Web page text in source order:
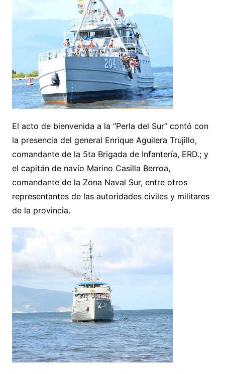
El acto de bienvenida a la “Perla del Sur” contó con
la presencia del general Enrique Aguilera Trujillo,
comandante de la 5ta Brigada de Infantería, ERD.; y
el capitán de navío Marino Casilla Berroa,
comandante de la Zona Naval Sur, entre otros
representantes de las autoridades civiles y militares
de la provincia.